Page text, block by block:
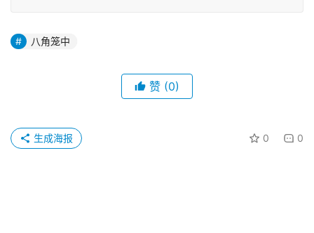
八角笼中
赞 (0)
0 0
生成海报